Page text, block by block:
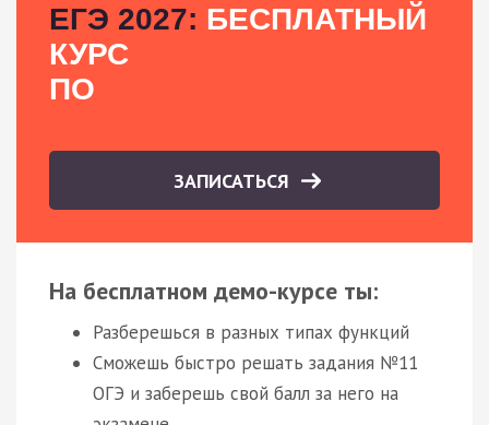
ЕГЭ 2027: БЕСПЛАТНЫЙ
КУРС
ПО
ЗАПИСАТЬСЯ
На бесплатном демо-курсе ты:
Разберешься в разных типах функций
Сможешь быстро решать задания №11
ОГЭ и заберешь свой балл за него на